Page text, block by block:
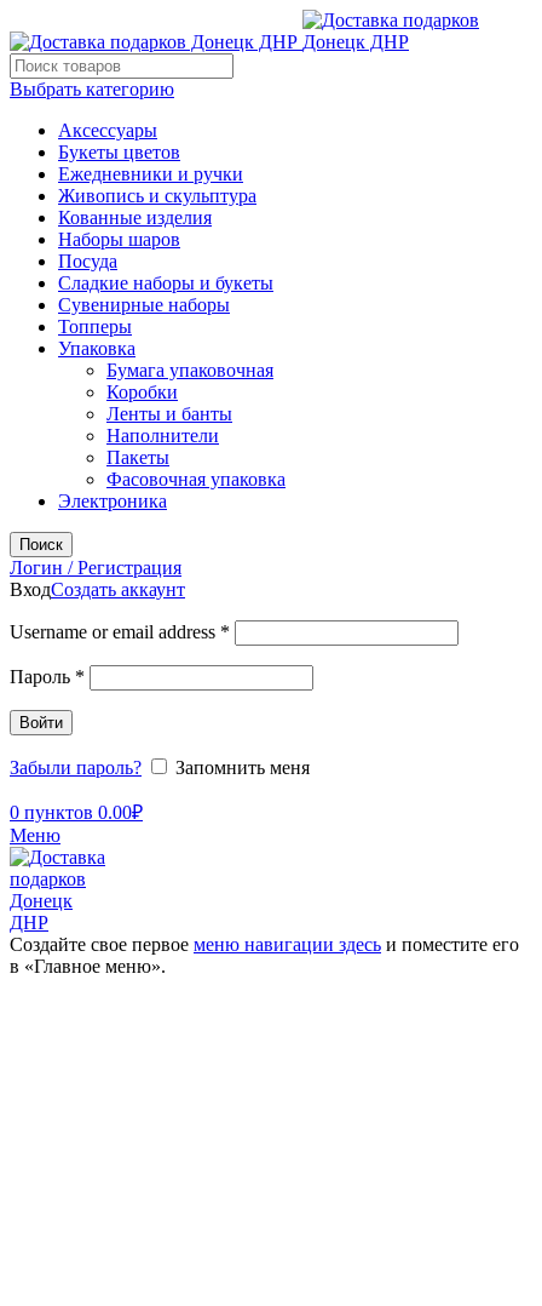
Выбрать категорию
Аксессуары
Букеты цветов
Ежедневники и ручки
Живопись и скульптура
Кованные изделия
Наборы шаров
Посуда
Сладкие наборы и букеты
Сувенирные наборы
Топперы
Упаковка
Бумага упаковочная
Коробки
Ленты и банты
Наполнители
Пакеты
Фасовочная упаковка
Электроника
Поиск
Логин / Регистрация
ВходСоздать аккаунт
Username or email address *
Пароль *
Войти
Забыли пароль? Запомнить меня
0 пунктов 0.00₽
Меню
Создайте свое первое меню навигации здесь и поместите его
в «Главное меню».